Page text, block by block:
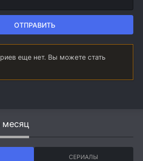
ОТПРАВИТЬ
еще нет. Вы можете стать
месяц
СЕРИАЛЫ